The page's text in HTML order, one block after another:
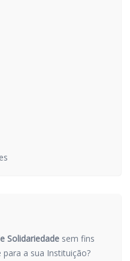
Solidariedade sem fins
a sua Instituição?